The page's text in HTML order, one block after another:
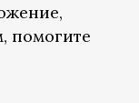
помогите